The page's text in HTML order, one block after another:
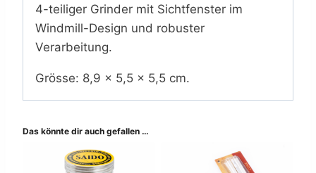
4-teiliger Grinder mit Sichtfenster im
Windmill-Design und robuster
Verarbeitung.
Grösse: 8,9 × 5,5 × 5,5 cm.
Das könnte dir auch gefallen …